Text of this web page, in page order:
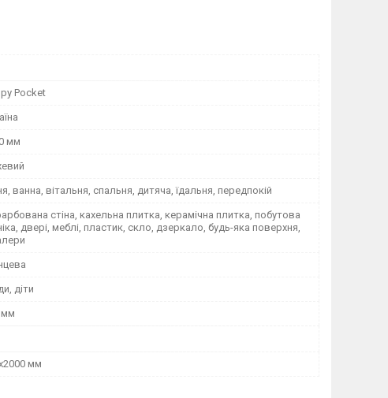
Pocket
мм
ванна, вітальня, спальня, дитяча, їдальня, передпокій
стіна, кахельна плитка, керамічна плитка, побутова
двері, меблі, пластик, скло, дзеркало, будь-яка поверхня,
діти
мм
мм